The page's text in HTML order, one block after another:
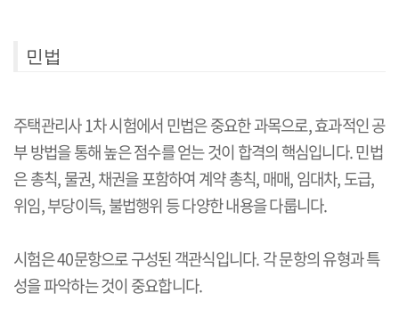
민법
주택관리사 1차 시험에서 민법은 중요한 과목으로, 효과적인 공
부 방법을 통해 높은 점수를 얻는 것이 합격의 핵심입니다. 민법
은 총칙, 물권, 채권을 포함하여 계약 총칙, 매매, 임대차, 도급,
위임, 부당이득, 불법행위 등 다양한 내용을 다룹니다.
시험은 40문항으로 구성된 객관식입니다. 각 문항의 유형과 특
성을 파악하는 것이 중요합니다.